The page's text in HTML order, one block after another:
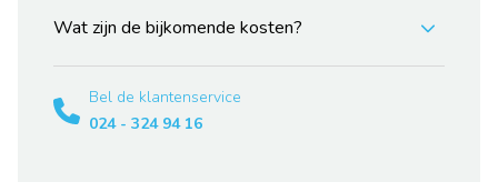
Wat zijn de bijkomende kosten?
Bel de klantenservice
024 - 324 94 16